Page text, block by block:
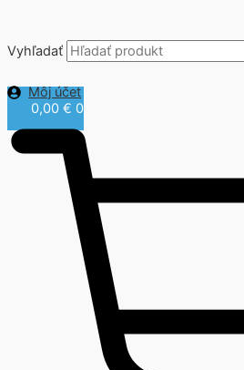
Vyhľadať
Môj účet
0,00 € 0